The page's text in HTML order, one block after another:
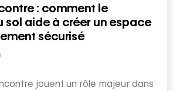
: comment le
sol aide à créer un espace
sécurisé
jouent un rôle majeur dans